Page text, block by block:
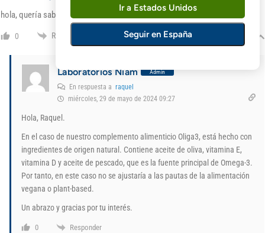
hola, quería saber si siendo vegana lo puedo tomar. Gracias
0 Responder
Laboratorios Niam Admin
En respuesta a raquel
miércoles, 29 de mayo de 2024 09:27
Hola, Raquel.
En el caso de nuestro complemento alimenticio Oliga3, está hecho con
ingredientes de origen natural. Contiene aceite de oliva, vitamina E,
vitamina D y aceite de pescado, que es la fuente principal de Omega-3.
Por tanto, en este caso no se ajustaría a las pautas de la alimentación
vegana o plant-based.
Un abrazo y gracias por tu interés.
0 Responder
Ir a Estados Unidos
Seguir en España